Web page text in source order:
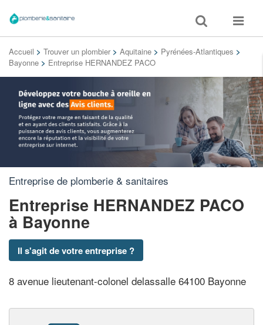
Toggle
search
Toggle
Accueil > Trouver un plombier > Aquitaine > Pyrénées-Atlantiques >
Bayonne > Entreprise HERNANDEZ PACO
Entreprise de plomberie & sanitaires
Entreprise HERNANDEZ PACO
à Bayonne
Il s'agit de votre entreprise ?
8 avenue lieutenant-colonel delassalle 64100 Bayonne